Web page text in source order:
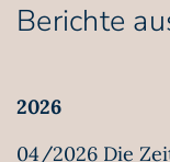
Berichte
2026
04/2026 Die